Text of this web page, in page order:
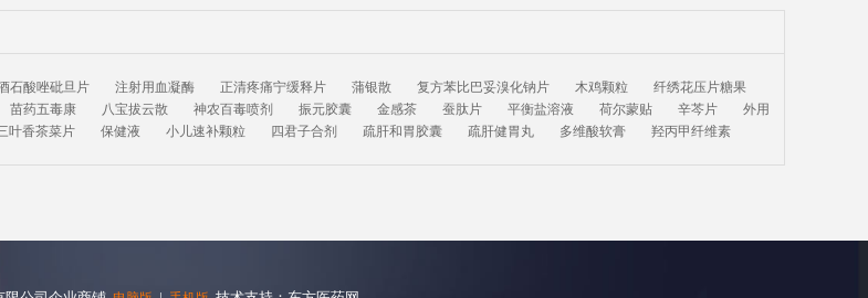
石酸唑砒旦片 注射用血凝酶 正清疼痛宁缓释片 蒲银散 复方苯比巴妥溴化钠片 木鸡颗粒
纤绣花压片糖果
苗药五毒康 八宝拔云散 神农百毒喷剂 振元胶囊 金感茶 蚕肽片 平衡盐溶液 荷尔蒙贴 辛芩片
外用
叶香茶菜片 保健液 小儿速补颗粒 四君子合剂 疏肝和胃胶囊 疏肝健胃丸 多维酸软膏 羟丙甲纤维素